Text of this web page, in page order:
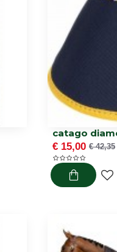
€ 15,00 € 42,35